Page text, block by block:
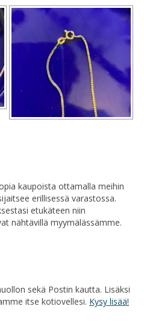
kaupoista ottamalla meihin
erillisessä varastossa.
etukäteen niin
nähtävillä myymälässämme.
sekä Postin kautta. Lisäksi
itse kotiovellesi. Kysy lisää!